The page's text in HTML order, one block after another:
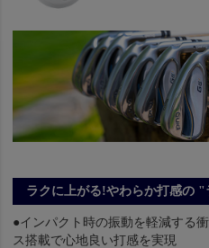
ラクに上がる!やわらか打感の
●インパクト時の振動を軽減する
ス搭載で心地良い打感を実現